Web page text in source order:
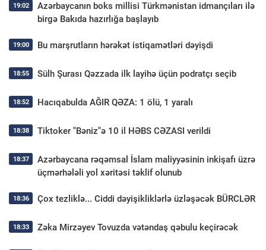
19:02
Azərbaycanın boks millisi Türkmənistan idmançıları ilə
birgə Bakıda hazırlığa başlayıb
19:00 Bu marşrutların hərəkət istiqamətləri dəyişdi
18:55 Sülh Şurası Qəzzada ilk layihə üçün podratçı seçib
18:52 Hacıqabulda AĞIR QƏZA: 1 ölü, 1 yaralı
18:38 Tiktoker "Bəniz"ə 10 il HƏBS CƏZASI verildi
18:37
Azərbaycana rəqəmsal İslam maliyyəsinin inkişafı üzrə
üçmərhələli yol xəritəsi təklif olunub
18:36 Çox tezliklə... Ciddi dəyişikliklərlə üzləşəcək BÜRCLƏR
18:33 Zəka Mirzəyev Tovuzda vətəndaş qəbulu keçirəcək